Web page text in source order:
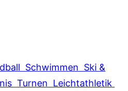
Schwimmen Ski &
Turnen Leichtathletik